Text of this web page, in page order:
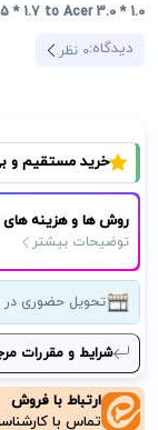
* 1.7 to Acer 3.0 * 1.0
دیدگاه:0 نظر
خرید مستقیم و
روش ها و هزینه های
توضیحات بیشتر
تحویل حضوری
شرایط و مقررات
ارتباط با فروش
تماس با